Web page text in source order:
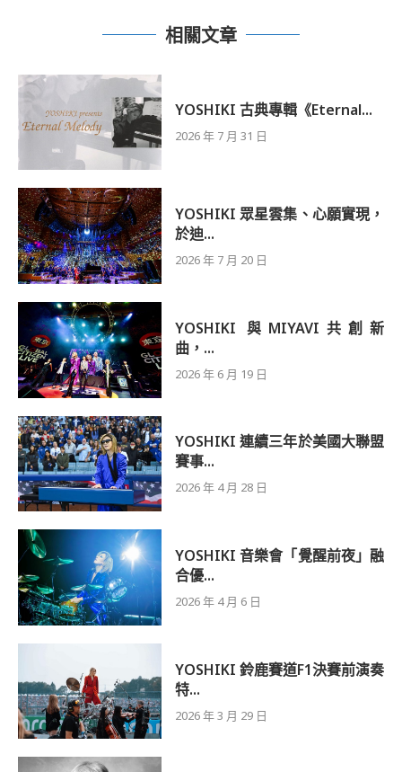
相關文章
YOSHIKI 古典專輯《Eternal...
2026 年 7 月 31 日
YOSHIKI 眾星雲集、心願實現，
於迪...
2026 年 7 月 20 日
YOSHIKI 與MIYAVI共創新
曲，...
2026 年 6 月 19 日
YOSHIKI 連續三年於美國大聯盟
賽事...
2026 年 4 月 28 日
YOSHIKI 音樂會「覺醒前夜」融
合優...
2026 年 4 月 6 日
YOSHIKI 鈴鹿賽道F1決賽前演奏
特...
2026 年 3 月 29 日